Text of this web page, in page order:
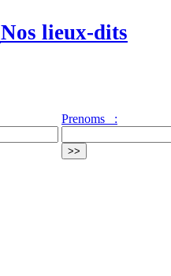
Nos lieux-dits
Prenoms :